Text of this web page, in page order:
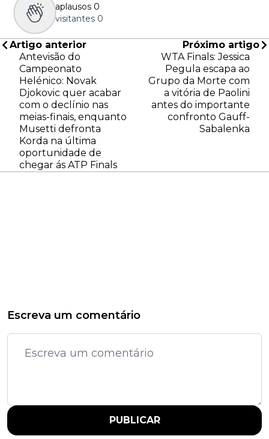
aplausos 0
visitantes 0
Artigo anterior
Antevisão do
Campeonato
Helénico: Novak
Djokovic quer acabar
com o declínio nas
meias-finais, enquanto
Musetti defronta
Korda na última
oportunidade de
chegar ás ATP Finals
Próximo artigo
WTA Finals: Jessica
Pegula escapa ao
Grupo da Morte com
a vitória de Paolini
antes do importante
confronto Gauff-
Sabalenka
Escreva um comentário
PUBLICAR